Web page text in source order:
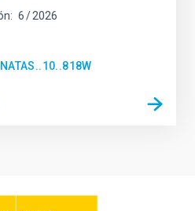
6 2026